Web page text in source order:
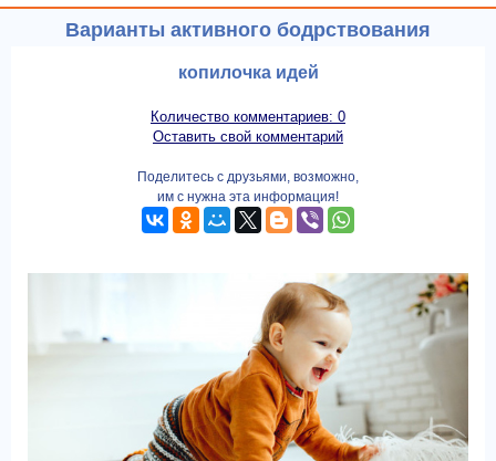
Варианты активного бодрствования
копилочка идей
Количество комментариев: 0
Оставить свой комментарий
Поделитесь с друзьями, возможно,
им с нужна эта информация!